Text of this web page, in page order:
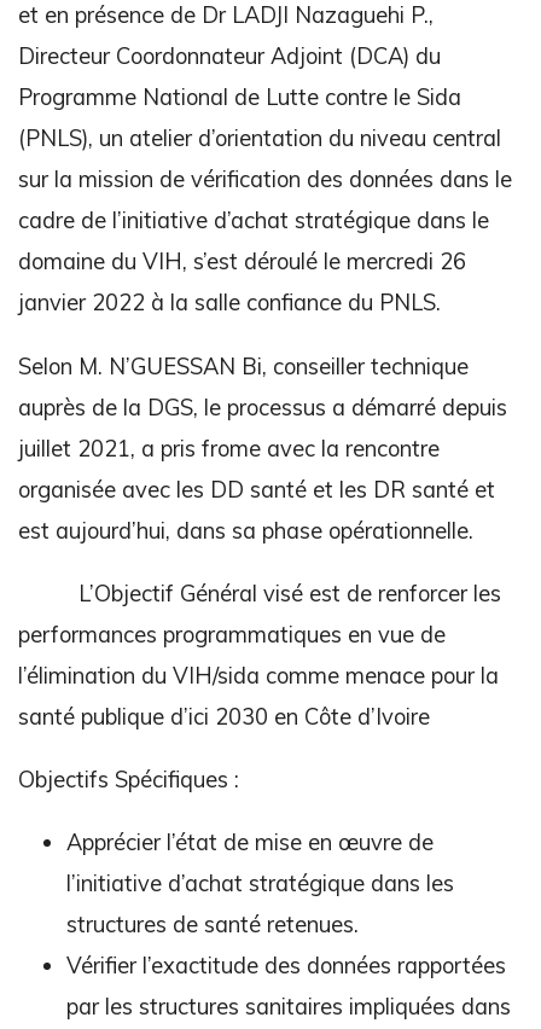
et en présence de Dr LADJI Nazaguehi P.,
Directeur Coordonnateur Adjoint (DCA) du
Programme National de Lutte contre le Sida
(PNLS), un atelier d’orientation du niveau central
sur la mission de vérification des données dans le
cadre de l’initiative d’achat stratégique dans le
domaine du VIH, s’est déroulé le mercredi 26
janvier 2022 à la salle confiance du PNLS.
Selon M. N’GUESSAN Bi, conseiller technique
auprès de la DGS, le processus a démarré depuis
juillet 2021, a pris frome avec la rencontre
organisée avec les DD santé et les DR santé et
est aujourd’hui, dans sa phase opérationnelle.
L’Objectif Général visé est de renforcer les
performances programmatiques en vue de
l’élimination du VIH/sida comme menace pour la
santé publique d’ici 2030 en Côte d’Ivoire
Objectifs Spécifiques :
Apprécier l’état de mise en œuvre de
l’initiative d’achat stratégique dans les
structures de santé retenues.
Vérifier l’exactitude des données rapportées
par les structures sanitaires impliquées dans